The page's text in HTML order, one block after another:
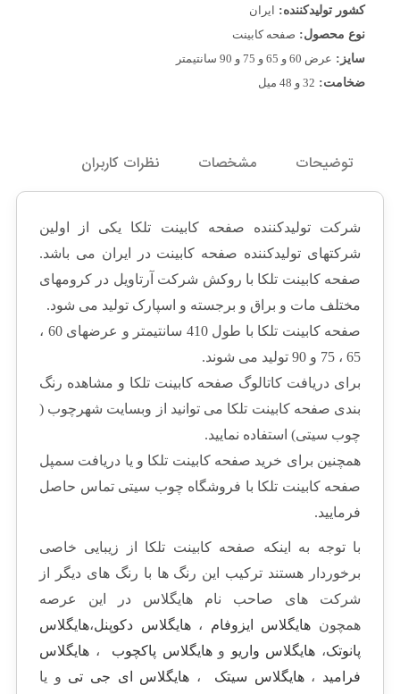
کشور تولیدکننده:
ایران
نوع محصول: صفحه کابینت
سایز: عرض 60 و 65 و 75 و 90 سانتیمتر
ضخامت: 32 و 48 میل
توضیحات مشخصات نظرات کاربران
شرکت تولیدکننده صفحه کابینت تلکا یکی از اولین
شرکتهای تولیدکننده صفحه کابینت در ایران می باشد.
صفحه کابینت تلکا با روکش شرکت آرتاویل در کرومهای
مختلف مات و براق و برجسته و اسپارک تولید می شود.
صفحه کابینت تلکا با طول 410 سانتیمتر و عرضهای 60 ،
65 ، 75 و 90 تولید می شوند.
برای دریافت کاتالوگ صفحه کابینت تلکا و مشاهده رنگ
بندی صفحه کابینت تلکا می توانید از وبسایت شهرچوب (
چوب سیتی) استفاده نمایید.
همچنین برای خرید صفحه کابینت تلکا و یا دریافت سمپل
صفحه کابینت تلکا با فروشگاه چوب سیتی تماس حاصل
فرمایید.
با توجه به اینکه صفحه کابینت تلکا از زیبایی خاصی
برخوردار هستند ترکیب این رنگ ها با رنگ های دیگر از
شرکت های صاحب نام هایگلاس در این عرصه
همچون هایگلاس ایزوفام ،هایگلاس دکوپنل،هایگلاس
پانوتک، هایگلاس واریو وهایگلاس پاکچوب ، هایگلاس
فرامید ،هایگلاس سیتک ، هایگلاس ای جی تی و یا